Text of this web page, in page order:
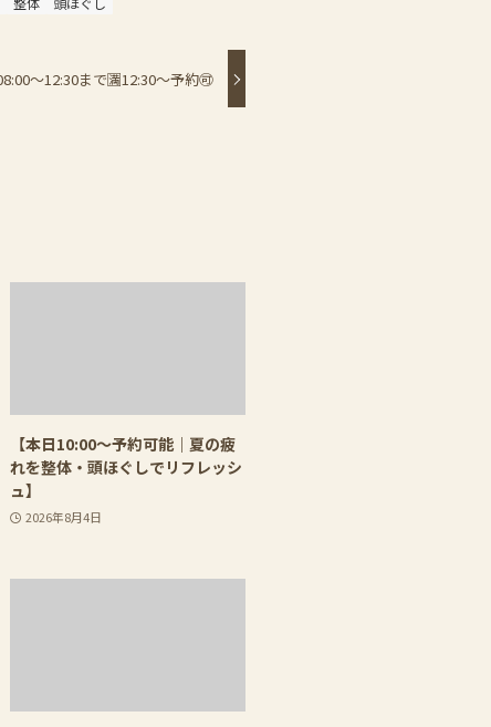
〜12:30まで🈵12:30〜予約🉑
【本日10:00〜予約可能｜夏の疲
れを整体・頭ほぐしでリフレッシ
ュ】
2026年8月4日